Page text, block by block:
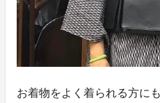
お着物をよく着られる方に